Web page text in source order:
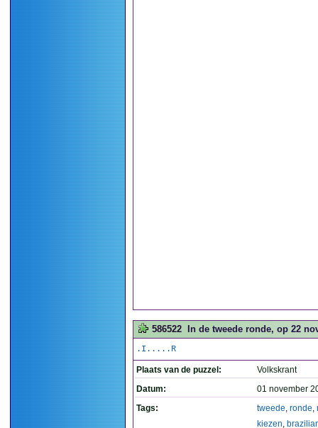
586522 In de tweede ronde, op 22
.I.....R
Plaats van de puzzel:
Volkskrant
Datum:
01 november
Tags:
tweede, ronde,
kiezen,